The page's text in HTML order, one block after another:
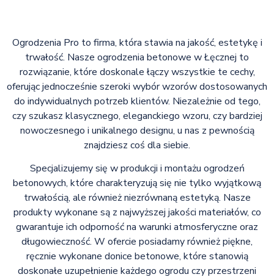
Ogrodzenia Pro to firma, która stawia na jakość, estetykę i
trwałość. Nasze ogrodzenia betonowe w Łęcznej to
rozwiązanie, które doskonale łączy wszystkie te cechy,
oferując jednocześnie szeroki wybór wzorów dostosowanych
do indywidualnych potrzeb klientów. Niezależnie od tego,
czy szukasz klasycznego, eleganckiego wzoru, czy bardziej
nowoczesnego i unikalnego designu, u nas z pewnością
znajdziesz coś dla siebie.
Specjalizujemy się w produkcji i montażu ogrodzeń
betonowych, które charakteryzują się nie tylko wyjątkową
trwałością, ale również niezrównaną estetyką. Nasze
produkty wykonane są z najwyższej jakości materiałów, co
gwarantuje ich odporność na warunki atmosferyczne oraz
długowieczność. W ofercie posiadamy również piękne,
ręcznie wykonane donice betonowe, które stanowią
doskonałe uzupełnienie każdego ogrodu czy przestrzeni